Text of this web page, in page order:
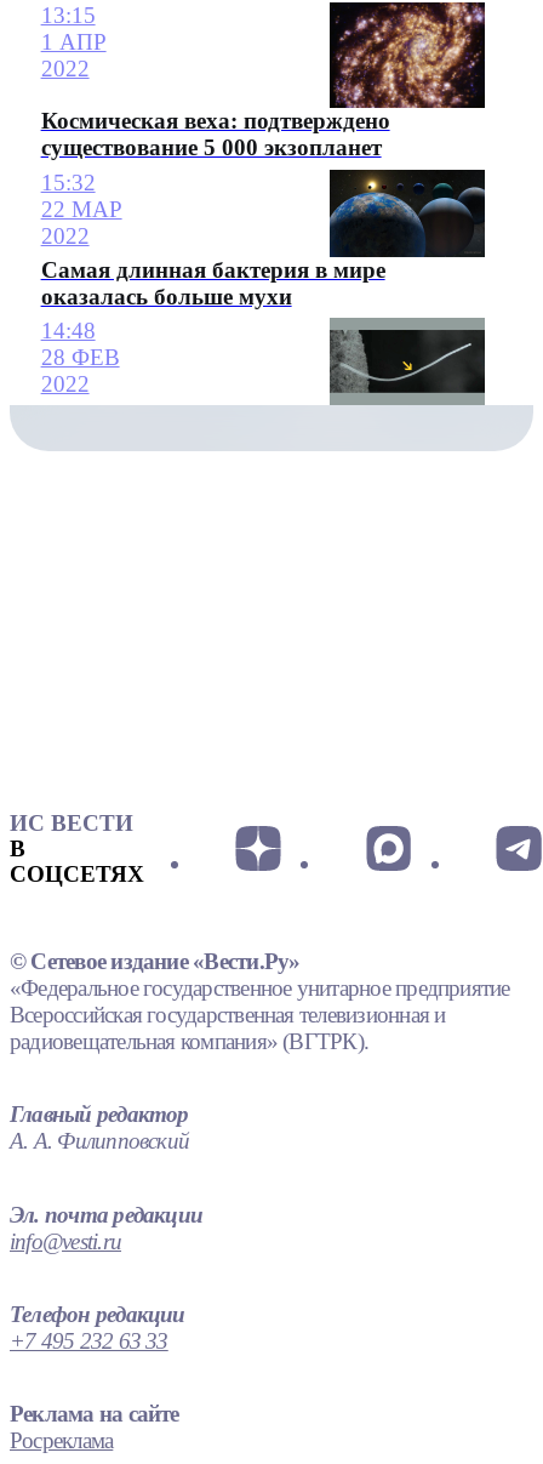
13:15
1 АПР
2022
Космическая веха: подтверждено
существование 5 000 экзопланет
15:32
22 МАР
2022
Самая длинная бактерия в мире
оказалась больше мухи
14:48
28 ФЕВ
2022
ИС ВЕСТИ
В
СОЦСЕТЯХ
© Сетевое издание «Вести.Ру»
«Федеральное государственное унитарное предприятие
Всероссийская государственная телевизионная и
радиовещательная компания» (ВГТРК).
Главный редактор
А. А. Филипповский
Эл. почта редакции
info@vesti.ru
Телефон редакции
+7 495 232 63 33
Реклама на сайте
Росреклама